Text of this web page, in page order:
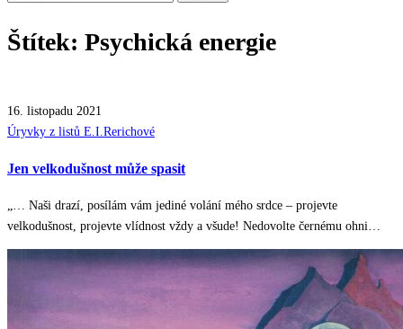
Štítek: Psychická energie
16. listopadu 2021
Posted
Úryvky z listů E.I.Rerichové
Jen velkodušnost může spasit
„… Naši drazí, posílám vám jediné volání mého srdce – projevte
velkodušnost, projevte vlídnost vždy a všude! Nedovolte černému ohni…